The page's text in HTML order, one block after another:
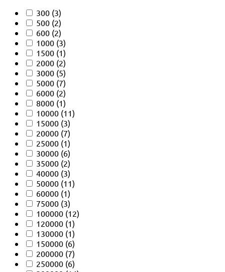
300 (3)
500 (2)
600 (2)
1000 (3)
1500 (1)
2000 (2)
3000 (5)
5000 (7)
6000 (2)
8000 (1)
10000 (11)
15000 (3)
20000 (7)
25000 (1)
30000 (6)
35000 (2)
40000 (3)
50000 (11)
60000 (1)
75000 (3)
100000 (12)
120000 (1)
130000 (1)
150000 (6)
200000 (7)
250000 (6)